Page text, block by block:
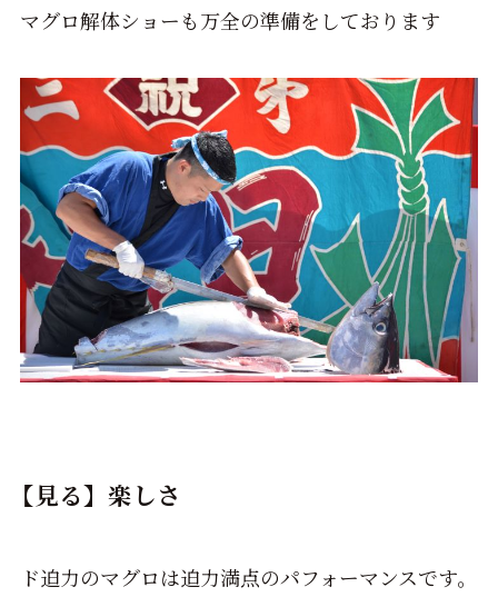
マグロ解体ショーも万全の準備をしております
【見る】楽しさ
ド迫力のマグロは迫力満点のパフォーマンスです。